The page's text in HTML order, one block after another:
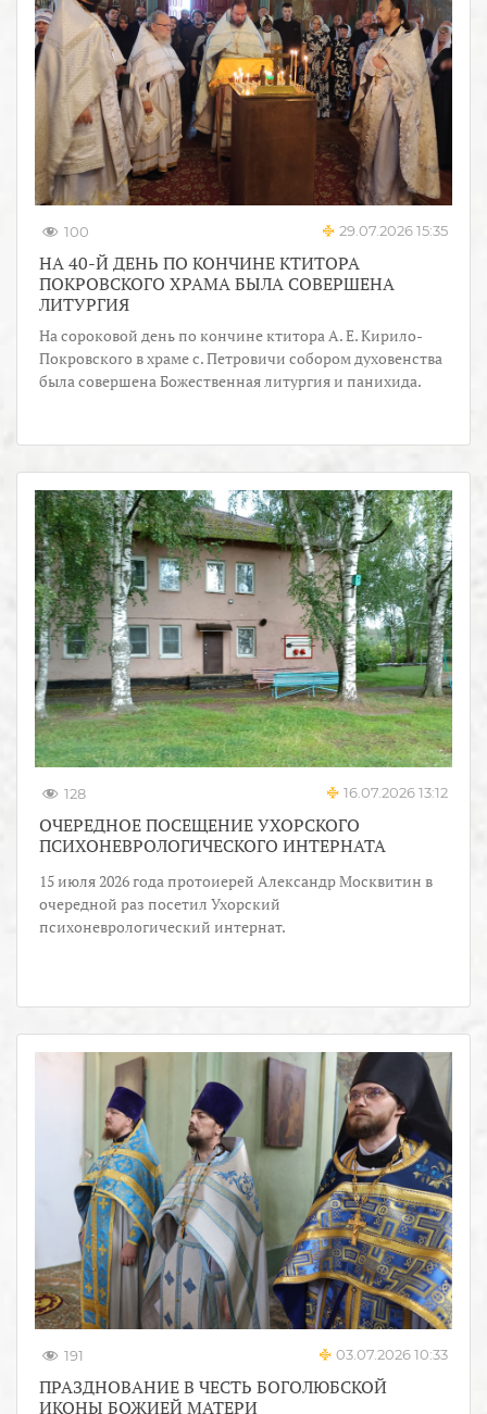
100 29.07.2026 15:35
НА 40-Й ДЕНЬ ПО КОНЧИНЕ КТИТОРА
ПОКРОВСКОГО ХРАМА БЫЛА СОВЕРШЕНА
ЛИТУРГИЯ
На сороковой день по кончине ктитора А. Е. Кирило-
Покровского в храме с. Петровичи собором духовенства
была совершена Божественная литургия и панихида.
128 16.07.2026 13:12
ОЧЕРЕДНОЕ ПОСЕЩЕНИЕ УХОРСКОГО
ПСИХОНЕВРОЛОГИЧЕСКОГО ИНТЕРНАТА
15 июля 2026 года протоиерей Александр Москвитин в
очередной раз посетил Ухорский
психоневрологический интернат.
191 03.07.2026 10:33
ПРАЗДНОВАНИЕ В ЧЕСТЬ БОГОЛЮБСКОЙ
ИКОНЫ БОЖИЕЙ МАТЕРИ